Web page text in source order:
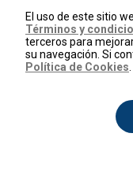
El uso de este sitio
Términos y
terceros para
su navegación. Si
Política de Cookies